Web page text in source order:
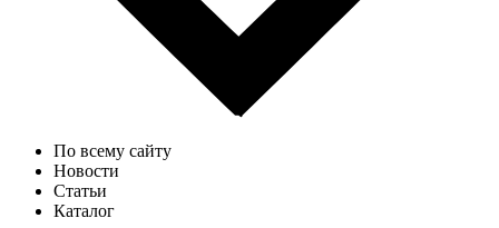
По всему сайту
Новости
Статьи
Каталог